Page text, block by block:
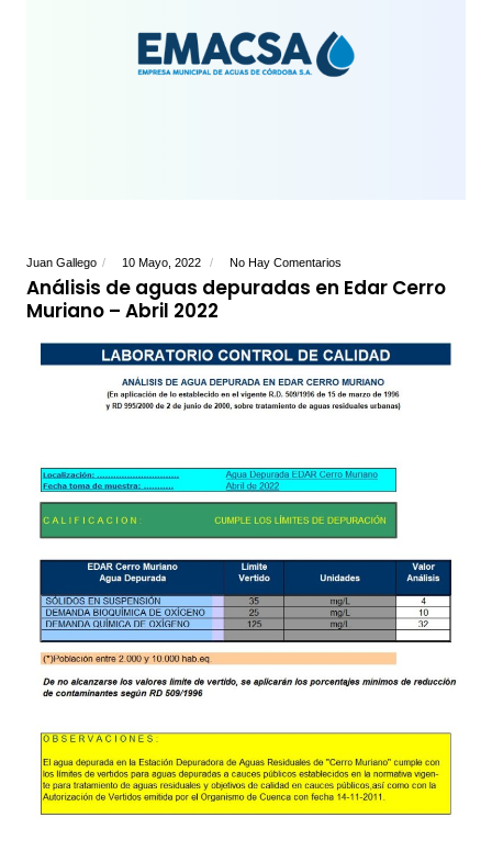
Juan Gallego 10 Mayo, 2022 No Hay Comentarios
Análisis de aguas depuradas en Edar Cerro
Muriano – Abril 2022